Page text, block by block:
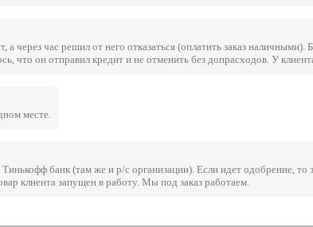
а через час решил от него отказаться (оплатить заказ
что он отправил кредит и не отменить без допрасходов. У
месте.
банк (там же и р/с организации). Если идет одобрение,
клиента запущен в работу. Мы под заказ работаем.